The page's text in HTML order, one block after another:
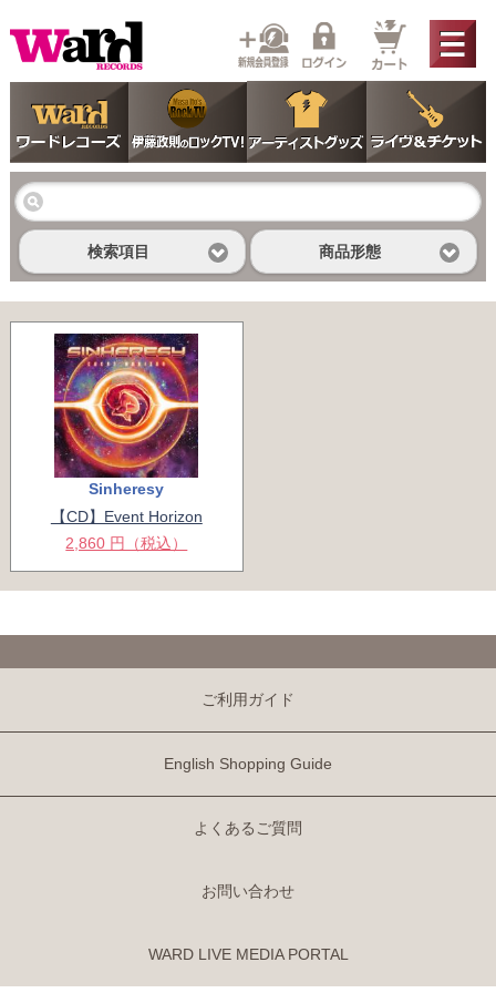
検索項目 商品形態
Sinheresy
【CD】Event Horizon
2,860 円（税込）
ご利用ガイド
English Shopping Guide
よくあるご質問
お問い合わせ
WARD LIVE MEDIA PORTAL